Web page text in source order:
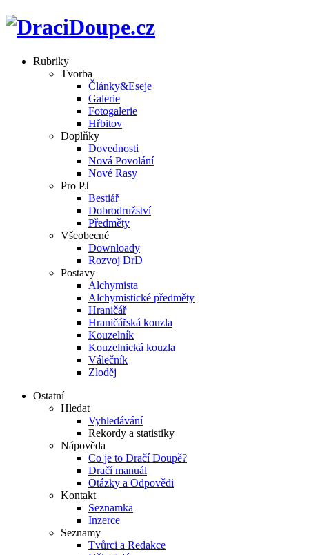
Rubriky
Tvorba
Články&Eseje
Galerie
Fotogalerie
Hřbitov
Doplňky
Dovednosti
Nová Povolání
Nové Rasy
Pro PJ
Bestiář
Dobrodružství
Předměty
Všeobecné
Downloady
Rozvoj DrD
Postavy
Alchymista
Alchymistické předměty
Hraničář
Hraničářská kouzla
Kouzelník
Kouzelnická kouzla
Válečník
Zloděj
Ostatní
Hledat
Vyhledávání
Rekordy a statistiky
Nápověda
Co je to Dračí Doupě?
Dračí manuál
Otázky a Odpovědi
Kontakt
Seznamka
Inzerce
Seznamy
Tvůrci a Redakce